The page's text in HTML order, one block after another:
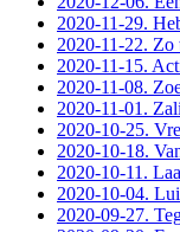
2020-11-29.
2020-11-22. Zo
2020-11-15.
2020-11-08.
2020-11-01.
2020-10-25.
2020-10-18.
2020-10-11.
2020-10-04.
2020-09-27.